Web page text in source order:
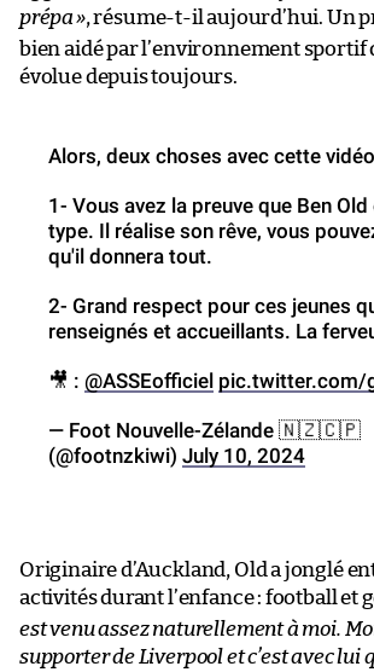
prépa», résume-t-il aujourd’hui. Un
bien aidé par l’environnement sportif
évolue depuis toujours.
Alors, deux choses avec cette
1- Vous avez la preuve que Ben
type. Il réalise son rêve, vous
qu'il donnera tout.
2- Grand respect pour ces jeunes
renseignés et accueillants. La
🎥 : @ASSEofficiel pic.twitter.com/
— Foot Nouvelle-Zélande 🇳🇿🇨🇵
(@footnzkiwi) July 10, 2024
Originaire d’Auckland, Old a jonglé
activités durant l’enfance : football et
est venu assez naturellement à moi.
supporter de Liverpool et c’est avec lui